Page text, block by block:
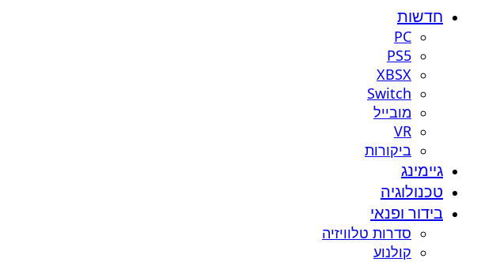
חדשות
PC
PS5
XBSX
Switch
מובייל
VR
ביקורות
גיימינג
טכנולוגיה
בידור ופנאי
סדרות טלוויזיה
קולנוע